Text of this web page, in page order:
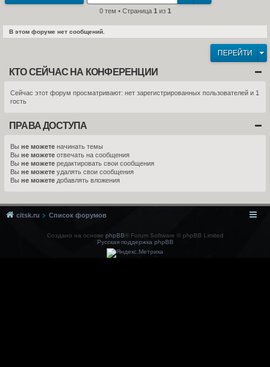
0 тем • Страница 1 из 1
В этом форуме нет сообщений.
ПЕРЕЙТИ
КТО СЕЙЧАС НА КОНФЕРЕНЦИИ
Сейчас этот форум просматривают: нет зарегистрированных пользователей и 1
гость
ПРАВА ДОСТУПА
Вы не можете начинать темы
Вы не можете отвечать на сообщения
Вы не можете редактировать свои сообщения
Вы не можете удалять свои сообщения
Вы не можете добавлять вложения
citsk.ru Список форумов
Создано на основе phpBB® Forum Software © phpBB Limited
Русская поддержка phpBB